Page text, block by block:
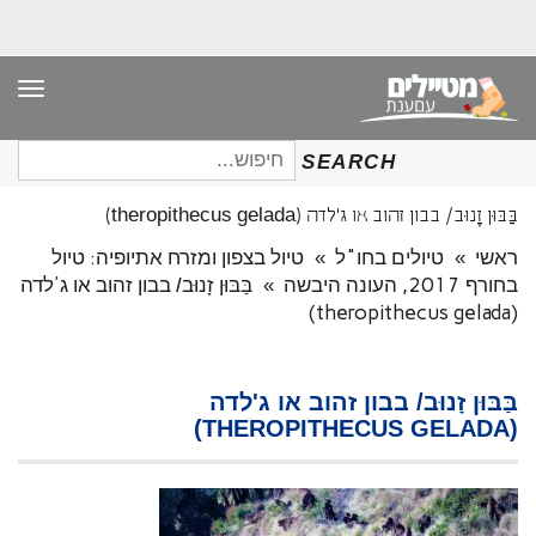
SEARCH
חיפוש
עבור:
בַּבּוּן זָנוּב/ בבון זהוב או ג'לדה (theropithecus gelada)
ראשי » טיולים בחו"ל » טיול בצפון ומזרח אתיופיה: טיול
בחורף 2017, העונה היבשה
» בַּבּוּן זָנוּב/ בבון זהוב או ג'לדה
(theropithecus gelada)
בַּבּוּן זָנוּב/ בבון זהוב או ג'לדה
(THEROPITHECUS GELADA)